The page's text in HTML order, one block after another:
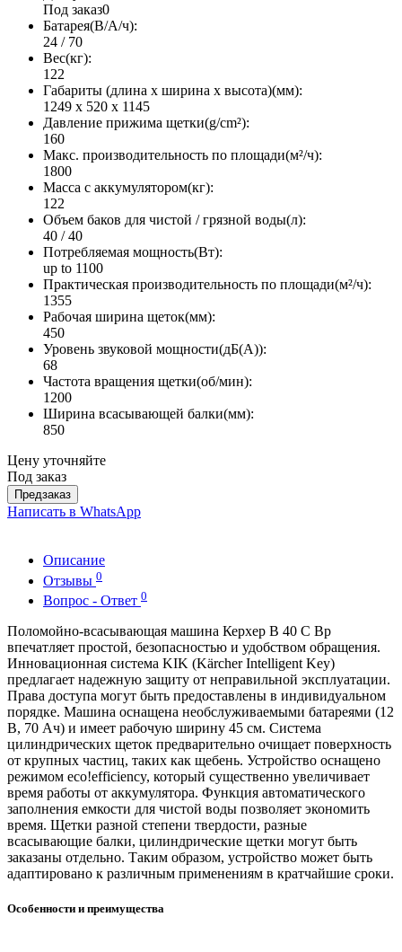
Под заказ0
Батарея(В/А/ч):
24 / 70
Вес(кг):
122
Габариты (длина х ширина х высота)(мм):
1249 x 520 x 1145
Давление прижима щетки(g/cm²):
160
Макс. производительность по площади(м²/ч):
1800
Масса с аккумулятором(кг):
122
Объем баков для чистой / грязной воды(л):
40 / 40
Потребляемая мощность(Вт):
up to 1100
Практическая производительность по площади(м²/ч):
1355
Рабочая ширина щеток(мм):
450
Уровень звуковой мощности(дБ(А)):
68
Частота вращения щетки(об/мин):
1200
Ширина всасывающей балки(мм):
850
Цену уточняйте
Под заказ
Предзаказ
Написать в WhatsApp
Описание
Отзывы 0
Вопрос - Ответ 0
Поломойно-всасывающая машина Керхер B 40 C Bp
впечатляет простой, безопасностью и удобством обращения.
Инновационная система KIK (Kärcher Intelligent Key)
предлагает надежную защиту от неправильной эксплуатации.
Права доступа могут быть предоставлены в индивидуальном
порядке. Машина оснащена необслуживаемыми батареями (12
В, 70 Ач) и имеет рабочую ширину 45 см. Система
цилиндрических щеток предварительно очищает поверхность
от крупных частиц, таких как щебень. Устройство оснащено
режимом eco!efficiency, который существенно увеличивает
время работы от аккумулятора. Функция автоматического
заполнения емкости для чистой воды позволяет экономить
время. Щетки разной степени твердости, разные
всасывающие балки, цилиндрические щетки могут быть
заказаны отдельно. Таким образом, устройство может быть
адаптировано к различным применениям в кратчайшие сроки.
Особенности и преимущества